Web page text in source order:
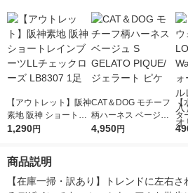
【アウトレット】阪神
素地 阪神 ショートレ
インブーツLLチェッ
1,290円
CAT＆DOG モチーフ
柄ハーネス ベージュ
S GELATO PIQUE/ジ
4,950円
【
タ
r（
商品説明
【在庫一掃・訳あり】トレンドに左右